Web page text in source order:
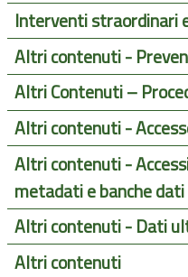
Interventi straordinari
Altri contenuti -
Altri Contenuti –
Altri contenuti -
Altri contenuti -
metadati e banche dati
Altri contenuti - Dati
Altri contenuti